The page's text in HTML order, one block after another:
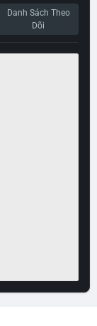
Danh Sách Theo
Dõi